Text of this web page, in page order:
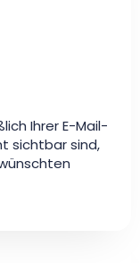
Ihrer E-Mail-
sichtbar sind,